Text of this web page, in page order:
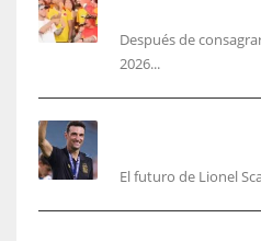
Después de
2026...
El futuro de Lionel